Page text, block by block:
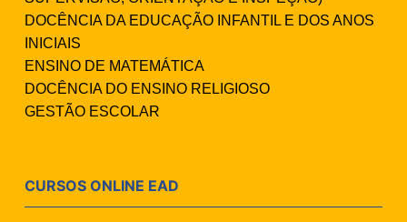
DOCÊNCIA DA EDUCAÇÃO INFANTIL E DOS ANOS
INICIAIS
ENSINO DE MATEMÁTICA
DOCÊNCIA DO ENSINO RELIGIOSO
GESTÃO ESCOLAR
CURSOS ONLINE EAD